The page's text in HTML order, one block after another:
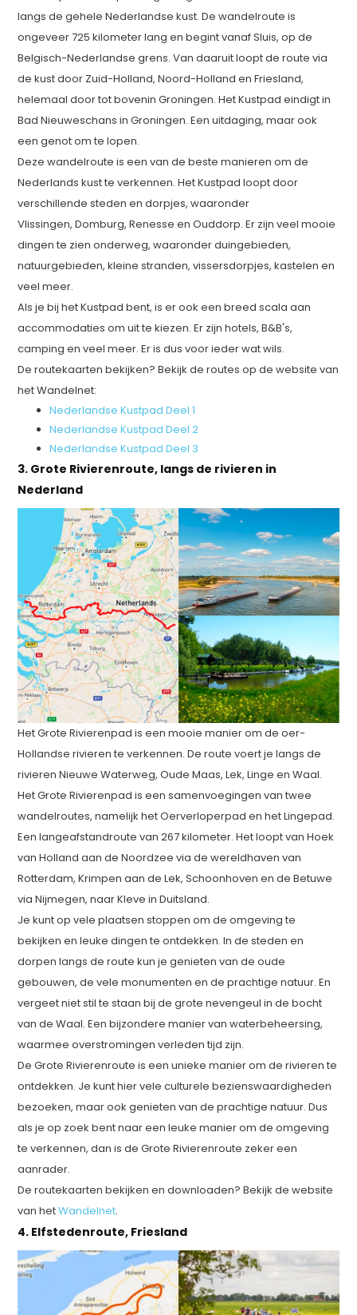
langs de gehele Nederlandse kust. De wandelroute is
ongeveer 725 kilometer lang en begint vanaf Sluis, op de
Belgisch-Nederlandse grens. Van daaruit loopt de route via
de kust door Zuid-Holland, Noord-Holland en Friesland,
helemaal door tot bovenin Groningen. Het Kustpad eindigt in
Bad Nieuweschans in Groningen. Een uitdaging, maar ook
een genot om te lopen.
Deze wandelroute is een van de beste manieren om de
Nederlands kust te verkennen. Het Kustpad loopt door
verschillende steden en dorpjes, waaronder
Vlissingen, Domburg, Renesse en Ouddorp. Er zijn veel mooie
dingen te zien onderweg, waaronder duingebieden,
natuurgebieden, kleine stranden, vissersdorpjes, kastelen en
veel meer.
Als je bij het Kustpad bent, is er ook een breed scala aan
accommodaties om uit te kiezen. Er zijn hotels, B&B's,
camping en veel meer. Er is dus voor ieder wat wils.
De routekaarten bekijken? Bekijk de routes op de website van
het Wandelnet:
Nederlandse Kustpad Deel 1
Nederlandse Kustpad Deel 2
Nederlandse Kustpad Deel 3
3. Grote Rivierenroute, langs de rivieren in
Nederland
Het Grote Rivierenpad is een mooie manier om de oer-
Hollandse rivieren te verkennen. De route voert je langs de
rivieren Nieuwe Waterweg, Oude Maas, Lek, Linge en Waal.
Het Grote Rivierenpad is een samenvoegingen van twee
wandelroutes, namelijk het Oerverloperpad en het Lingepad.
Een langeafstandroute van 267 kilometer. Het loopt van Hoek
van Holland aan de Noordzee via de wereldhaven van
Rotterdam, Krimpen aan de Lek, Schoonhoven en de Betuwe
via Nijmegen, naar Kleve in Duitsland.
Je kunt op vele plaatsen stoppen om de omgeving te
bekijken en leuke dingen te ontdekken. In de steden en
dorpen langs de route kun je genieten van de oude
gebouwen, de vele monumenten en de prachtige natuur. En
vergeet niet stil te staan bij de grote nevengeul in de bocht
van de Waal. Een bijzondere manier van waterbeheersing,
waarmee overstromingen verleden tijd zijn.
De Grote Rivierenroute is een unieke manier om de rivieren te
ontdekken. Je kunt hier vele culturele bezienswaardigheden
bezoeken, maar ook genieten van de prachtige natuur. Dus
als je op zoek bent naar een leuke manier om de omgeving
te verkennen, dan is de Grote Rivierenroute zeker een
aanrader.
De routekaarten bekijken en downloaden? Bekijk de website
van hetWandelnet.
4. Elfstedenroute, Friesland